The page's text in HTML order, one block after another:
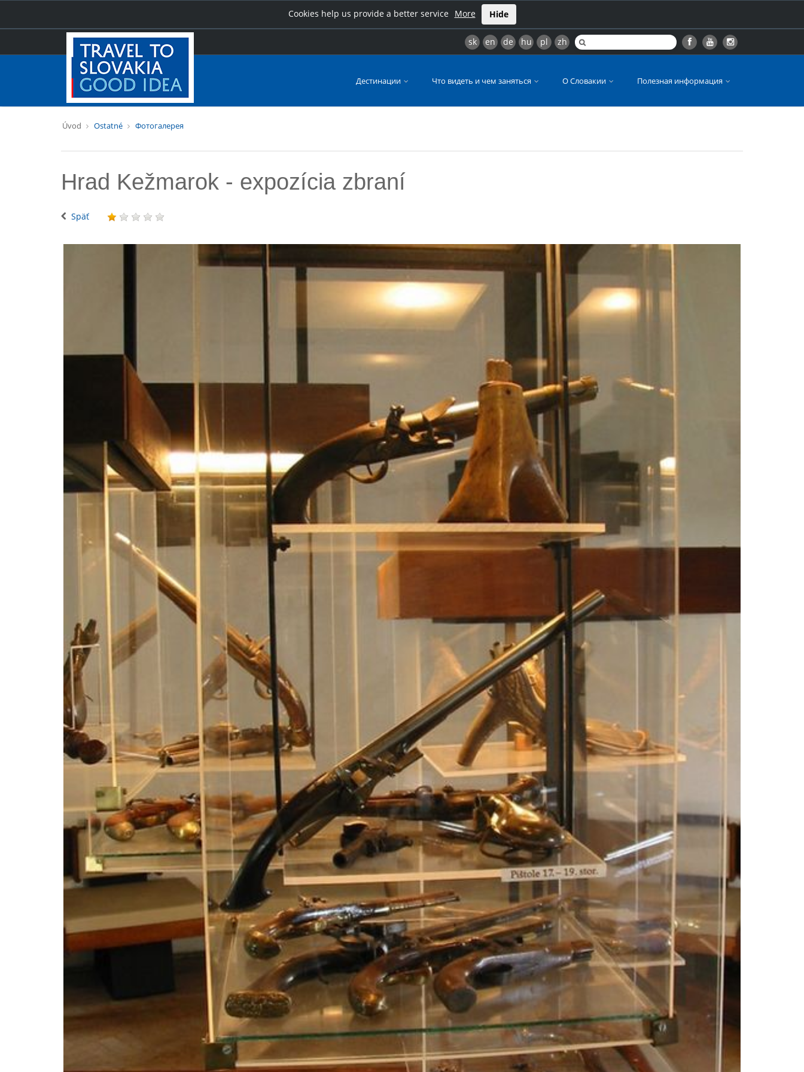
Cookies help us provide a better service More Hide
sk en de hu pl zh
Дестинации Что видеть и чем заняться О Словакии Полезная информация
Úvod Ostatné Фотогалерея
Hrad Kežmarok - expozícia zbraní
Späť